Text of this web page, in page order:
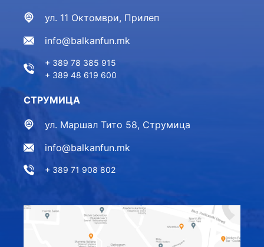
ул. 11 Октомври, Прилеп
info@balkanfun.mk
+ 389 78 385 915
+ 389 48 619 600
СТРУМИЦА
ул. Маршал Тито 58, Струмица
info@balkanfun.mk
+ 389 71 908 802